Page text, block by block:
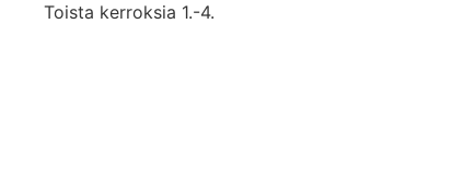
Toista kerroksia 1.-4.